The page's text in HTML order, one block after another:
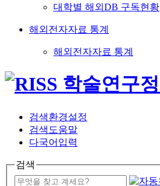
대학별 해외DB 구독현황
해외전자자료 통계
해외전자자료 통계
검색환경설정
검색도움말
다국어입력
검색